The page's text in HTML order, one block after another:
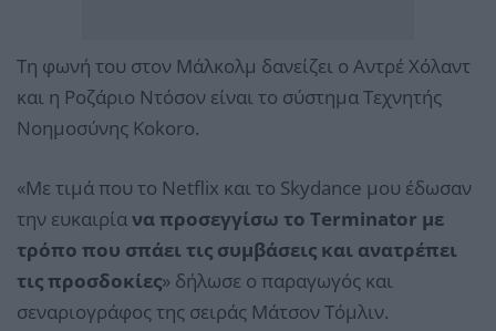
Τη φωνή του στον Μάλκολμ δανείζει ο Αντρέ Χόλαντ
και η Ροζάριο Ντόσον είναι το σύστημα Τεχνητής
Νοημοσύνης Kokoro.
«Με τιμά που το Netflix και το Skydance μου έδωσαν
την ευκαιρίανα προσεγγίσω το Terminator με
τρόπο που σπάει τις συμβάσεις και ανατρέπει
τις προσδοκίες» δήλωσε ο παραγωγός και
σεναριογράφος της σειράς Μάτσον Τόμλιν.